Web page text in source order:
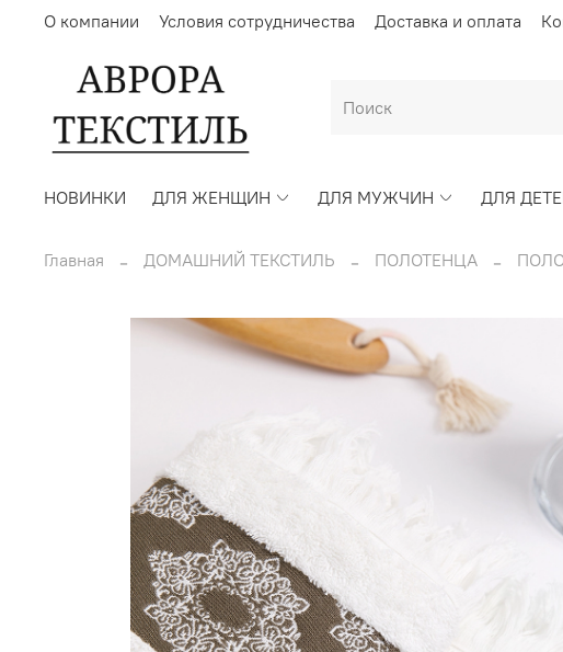
О компании Условия сотрудничества Доставка и оплата
НОВИНКИ ДЛЯ ЖЕНЩИН ДЛЯ МУЖЧИН ДЛЯ
Главная ДОМАШНИЙ ТЕКСТИЛЬ ПОЛОТЕНЦА